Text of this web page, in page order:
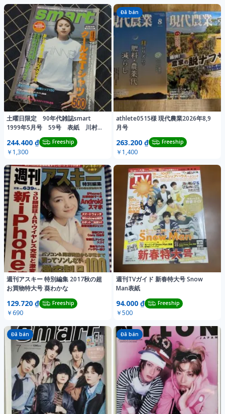
土曜日限定 90年代雑誌smart
1999年5月号 59号 表紙 川村か
244.400 ₫ Freeship
￥1,300
Đã bán
athlete0515様 現代農業2026年8,9
月号
263.200 ₫ Freeship
￥1,400
週刊アスキー 特別編集 2017秋の超
お買物特大号 葵わかな
129.720 ₫ Freeship
￥690
週刊TVガイド 新春特大号 Snow
Man表紙
94.000 ₫ Freeship
￥500
Đã bán Đã bán